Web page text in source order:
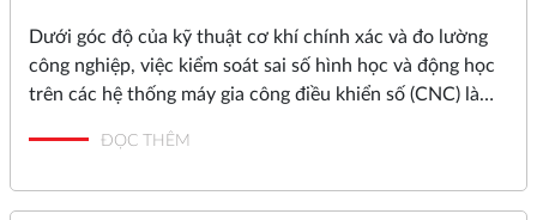
Dưới góc độ của kỹ thuật cơ khí chính xác và đo lường
công nghiệp, việc kiểm soát sai số hình học và động học
trên các hệ thống máy gia công điều khiển số (CNC) là
của chi tiết gia công. Dựa trên dữ liệu thực tế từ dự án
báo cáo phân tích kỹ thuật về việc ứng dụng hệ thống
ĐỌC THÊM